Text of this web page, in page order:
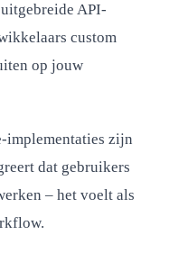
API-
custom
op jouw
implementaties zijn
dat gebruikers
– het voelt als